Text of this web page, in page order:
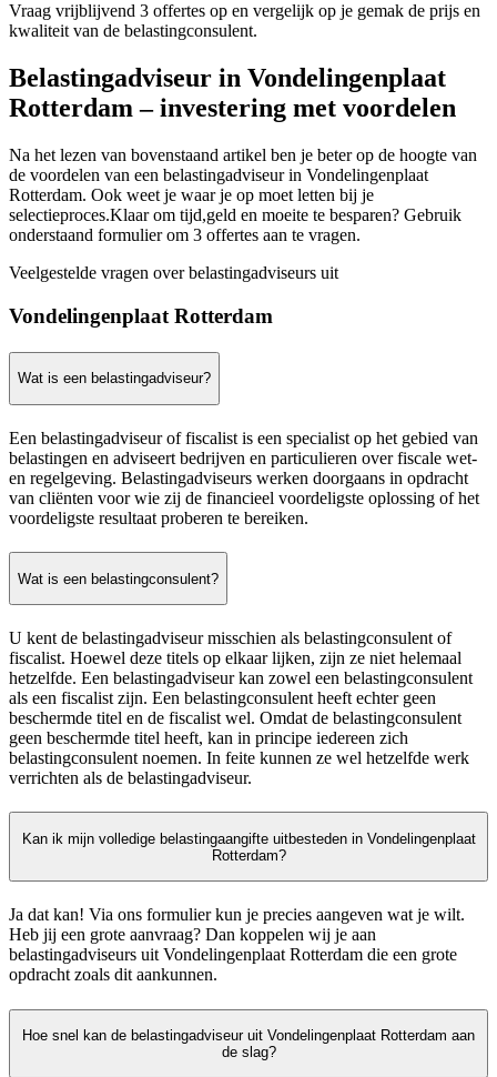
Vraag vrijblijvend 3 offertes op en vergelijk op je gemak de prijs en
kwaliteit van de belastingconsulent.
Belastingadviseur in Vondelingenplaat
Rotterdam – investering met voordelen
Na het lezen van bovenstaand artikel ben je beter op de hoogte van
de voordelen van een belastingadviseur in Vondelingenplaat
Rotterdam. Ook weet je waar je op moet letten bij je
selectieproces.Klaar om tijd,geld en moeite te besparen? Gebruik
onderstaand formulier om 3 offertes aan te vragen.
Veelgestelde vragen over belastingadviseurs uit
Vondelingenplaat Rotterdam
Wat is een belastingadviseur?
Een belastingadviseur of fiscalist is een specialist op het gebied van
belastingen en adviseert bedrijven en particulieren over fiscale wet-
en regelgeving. Belastingadviseurs werken doorgaans in opdracht
van cliënten voor wie zij de financieel voordeligste oplossing of het
voordeligste resultaat proberen te bereiken.
Wat is een belastingconsulent?
U kent de belastingadviseur misschien als belastingconsulent of
fiscalist. Hoewel deze titels op elkaar lijken, zijn ze niet helemaal
hetzelfde. Een belastingadviseur kan zowel een belastingconsulent
als een fiscalist zijn. Een belastingconsulent heeft echter geen
beschermde titel en de fiscalist wel. Omdat de belastingconsulent
geen beschermde titel heeft, kan in principe iedereen zich
belastingconsulent noemen. In feite kunnen ze wel hetzelfde werk
verrichten als de belastingadviseur.
Kan ik mijn volledige belastingaangifte uitbesteden in Vondelingenplaat
Rotterdam?
Ja dat kan! Via ons formulier kun je precies aangeven wat je wilt.
Heb jij een grote aanvraag? Dan koppelen wij je aan
belastingadviseurs uit Vondelingenplaat Rotterdam die een grote
opdracht zoals dit aankunnen.
Hoe snel kan de belastingadviseur uit Vondelingenplaat Rotterdam aan
de slag?